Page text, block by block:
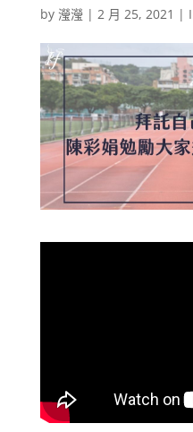
by 瀅瀅| 2 月 25, 2021 |